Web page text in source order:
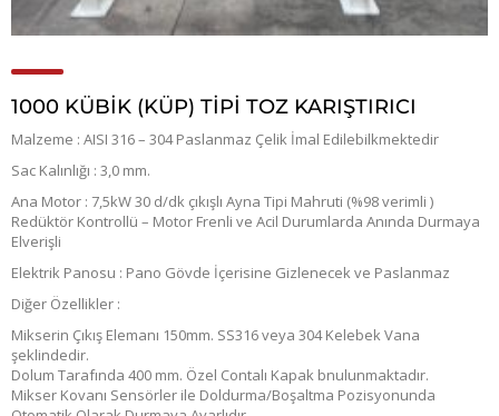
1000 KÜBİK (KÜP) TİPİ TOZ KARIŞTIRICI
Malzeme : AISI 316 – 304 Paslanmaz Çelik İmal Edilebilkmektedir
Sac Kalınlığı : 3,0 mm.
Ana Motor : 7,5kW 30 d/dk çıkışlı Ayna Tipi Mahruti (%98 verimli )
Redüktör Kontrollü – Motor Frenli ve Acil Durumlarda Anında Durmaya
Elverişli
Elektrik Panosu : Pano Gövde İçerisine Gizlenecek ve Paslanmaz
Diğer Özellikler :
Mikserin Çıkış Elemanı 150mm. SS316 veya 304 Kelebek Vana
şeklindedir.
Dolum Tarafında 400 mm. Özel Contalı Kapak bnulunmaktadır.
Mikser Kovanı Sensörler ile Doldurma/Boşaltma Pozisyonunda